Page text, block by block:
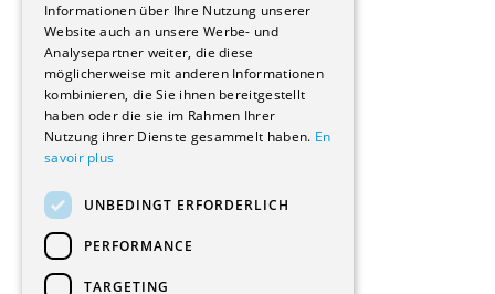
Wohnungen
Renovierungen
Innere Umbauten
Gastgewerbe und Tourismus
Verwaltungsgebäude und Geschäfte
Schuleinrichtungen
Medizinische Einrichtungen
Kultur - Sport - Freizeit
Industrie - Handwerk
Transport und Parkplätze
Diverse Bauten
Informationen über Ihre Nutzung unserer
Website auch an unsere Werbe- und
Analysepartner weiter, die diese
möglicherweise mit anderen Informationen
kombinieren, die Sie ihnen bereitgestellt
haben oder die sie im Rahmen Ihrer
Nutzung ihrer Dienste gesammelt haben. En
savoir plus
UNBEDINGT ERFORDERLICH
PERFORMANCE
TARGETING